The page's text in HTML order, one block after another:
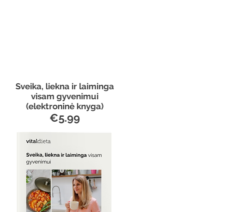
Sveika, liekna ir laiminga
visam gyvenimui
(elektroninė knyga)
€5.99